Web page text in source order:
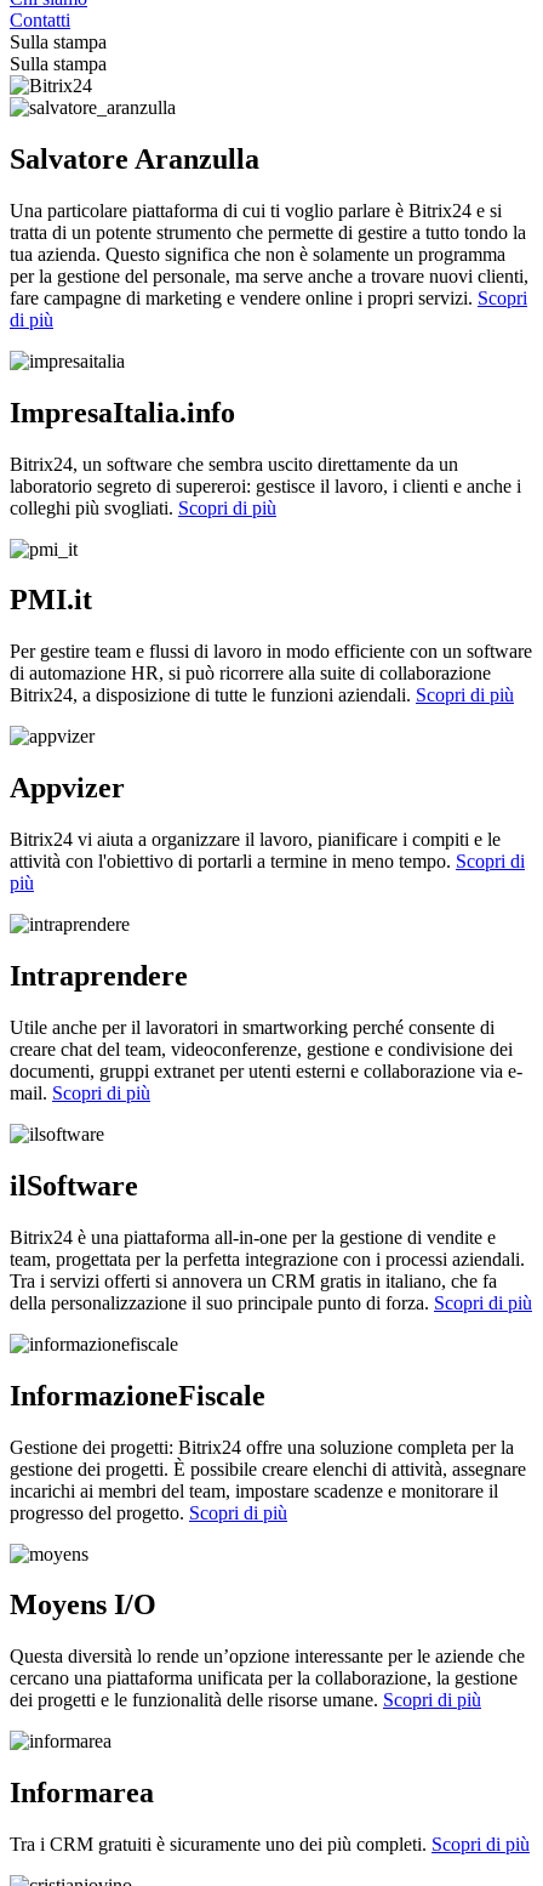
Contatti
Sulla stampa
Sulla stampa
Salvatore Aranzulla
Una particolare piattaforma di cui ti voglio parlare è Bitrix24 e si
tratta di un potente strumento che permette di gestire a tutto tondo la
tua azienda. Questo significa che non è solamente un programma
per la gestione del personale, ma serve anche a trovare nuovi clienti,
fare campagne di marketing e vendere online i propri servizi. Scopri
di più
ImpresaItalia.info
Bitrix24, un software che sembra uscito direttamente da un
laboratorio segreto di supereroi: gestisce il lavoro, i clienti e anche i
colleghi più svogliati. Scopri di più
PMI.it
Per gestire team e flussi di lavoro in modo efficiente con un software
di automazione HR, si può ricorrere alla suite di collaborazione
Bitrix24, a disposizione di tutte le funzioni aziendali. Scopri di più
Appvizer
Bitrix24 vi aiuta a organizzare il lavoro, pianificare i compiti e le
attività con l'obiettivo di portarli a termine in meno tempo. Scopri di
più
Intraprendere
Utile anche per il lavoratori in smartworking perché consente di
creare chat del team, videoconferenze, gestione e condivisione dei
documenti, gruppi extranet per utenti esterni e collaborazione via e-
mail. Scopri di più
ilSoftware
Bitrix24 è una piattaforma all-in-one per la gestione di vendite e
team, progettata per la perfetta integrazione con i processi aziendali.
Tra i servizi offerti si annovera un CRM gratis in italiano, che fa
della personalizzazione il suo principale punto di forza. Scopri di più
InformazioneFiscale
Gestione dei progetti: Bitrix24 offre una soluzione completa per la
gestione dei progetti. È possibile creare elenchi di attività, assegnare
incarichi ai membri del team, impostare scadenze e monitorare il
progresso del progetto. Scopri di più
Moyens I/O
Questa diversità lo rende un’opzione interessante per le aziende che
cercano una piattaforma unificata per la collaborazione, la gestione
dei progetti e le funzionalità delle risorse umane. Scopri di più
Informarea
Tra i CRM gratuiti è sicuramente uno dei più completi. Scopri di più